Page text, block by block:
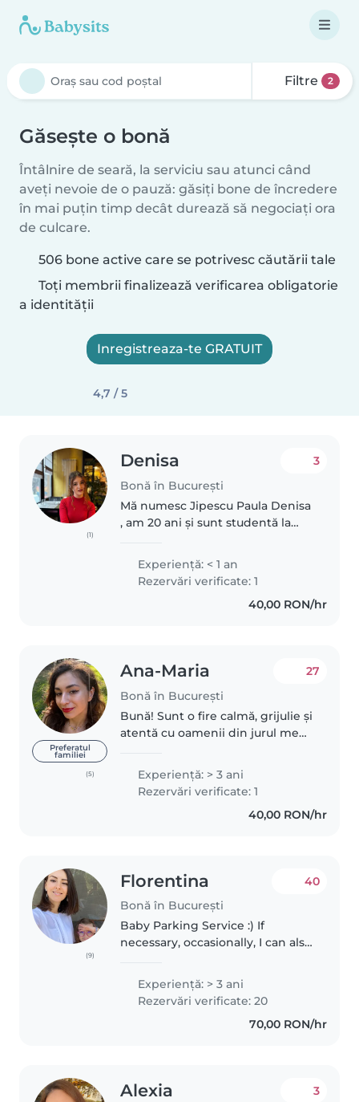
Filtre 2
Găsește o bonă
Întâlnire de seară, la serviciu sau atunci când
aveți nevoie de o pauză: găsiți bone de încredere
în mai puțin timp decât durează să negociați ora
de culcare.
506 bone active care se potrivesc căutării tale
Toți membrii finalizează verificarea obligatorie
a identității
Inregistreaza-te GRATUIT
4,7 / 5
(1)
Denisa
Bonă în București
3
Mă numesc Jipescu Paula Denisa
, am 20 ani și sunt studentă la
Universității din București,
urmând să mă înscriu în timpul
anului la diverse cursuri..
Experienţă: < 1 an
Rezervări verificate: 1
40,00 RON/hr
Preferatul
familiei
(5)
Ana-Maria
Bonă în București
27
Bună! Sunt o fire calmă, grijulie și
atentă cu oamenii din jurul meu,
cu cei mici și sa le descopăr
pasiunile și dorințele!..
Experienţă: > 3 ani
Rezervări verificate: 1
40,00 RON/hr
(9)
Florentina
Bonă în București
40
Baby Parking Service :) If
necessary, occasionally, I can also
Professionally - I was a jurist and
a translator. I've been a notary
Experienţă: > 3 ani
Rezervări verificate: 20
70,00 RON/hr
Alexia 3